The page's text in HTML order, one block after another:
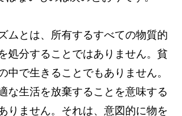
ムとは、所有するすべての物質的
処分することではありません。貧
中で生きることでもありません。
な生活を放棄することを意味する
りません。それは、意図的に物を